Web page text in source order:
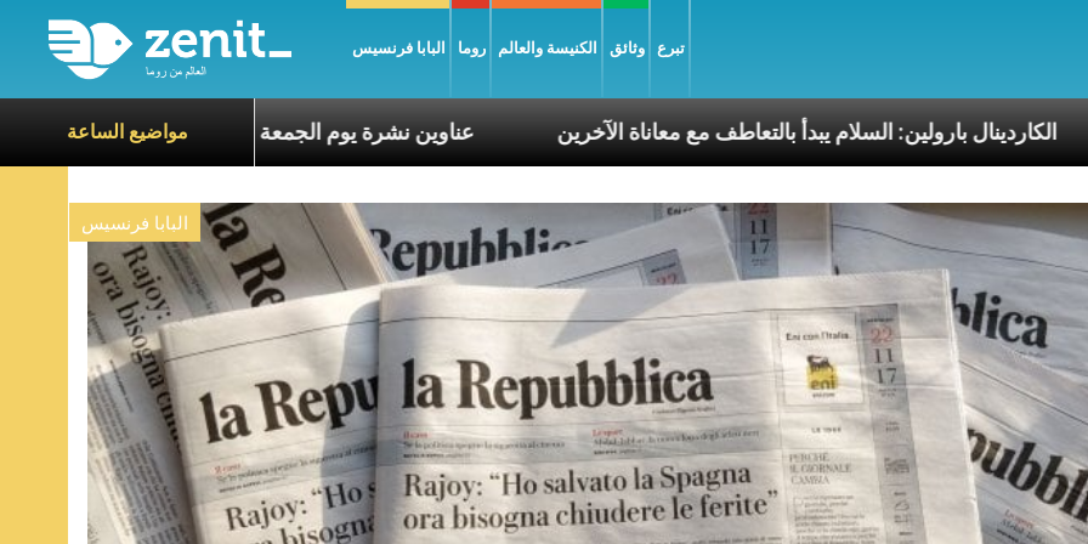
البابا فرنسيس روما الكنيسة والعالم وثائق تبرع
مواضيع الساعةعناوين نشرة يوم الجمعة 7 آب 2026: السلام يُبنى بصبر يومًا بعد يوم الكاردينال بارولين: السلام يبدأ بالتعاطف مع معاناة الآخرين
البابا فرنسيس